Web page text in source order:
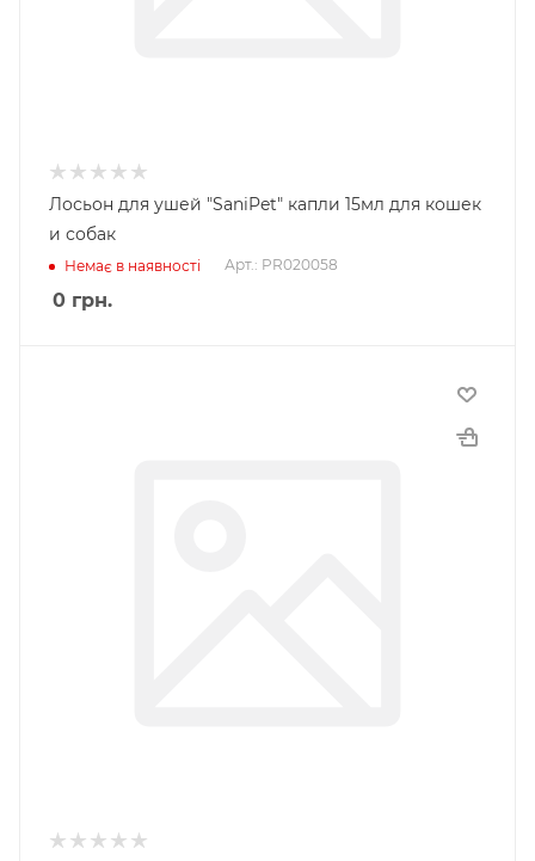
Лосьон для ушей "SaniPet" капли 15мл для кошек
и собак
Немає в наявності Арт.: PR020058
0 грн.